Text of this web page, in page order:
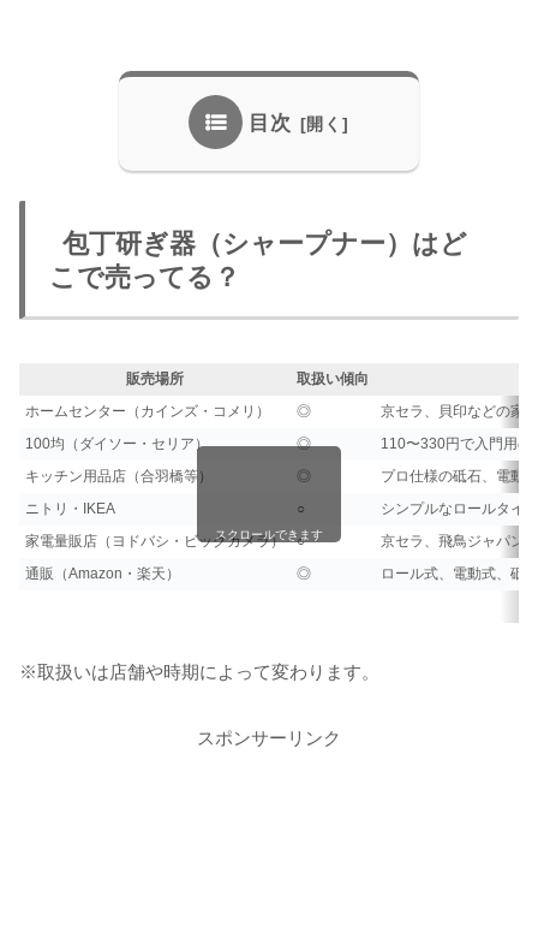
目次
包丁研ぎ器（シャープナー）はど
こで売ってる？
販売場所
取扱い傾向
ホームセンター（カインズ・コメリ）
◎
京セラ、貝印などの家
100均（ダイソー・セリア）
◎
110〜330円で入門用の
キッチン用品店（合羽橋等）
◎
プロ仕様の砥石、電動
ニトリ・IKEA
○
シンプルなロールタイ
家電量販店（ヨドバシ・ビックカメラ）
○
京セラ、飛鳥ジャパン
通販（Amazon・楽天）
◎ ロール式、電動式、砥
スクロールできます
※取扱いは店舗や時期によって変わります。
スポンサーリンク